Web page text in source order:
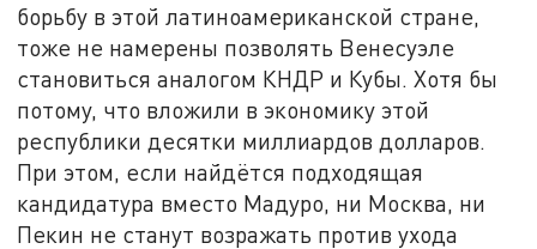
борьбу в этой латиноамериканской стране,
тоже не намерены позволять Венесуэле
становиться аналогом КНДР и Кубы. Хотя бы
потому, что вложили в экономику этой
республики десятки миллиардов долларов.
При этом, если найдётся подходящая
кандидатура вместо Мадуро, ни Москва, ни
Пекин не станут возражать против ухода